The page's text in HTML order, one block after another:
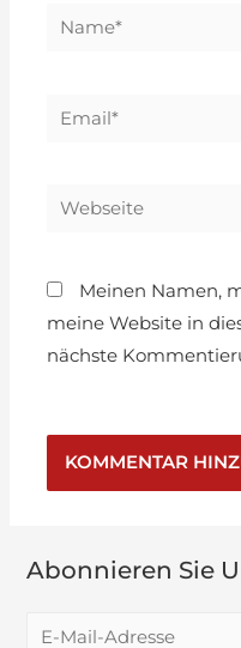
Meinen Namen,
meine Website in
nächste
Abonnieren Sie